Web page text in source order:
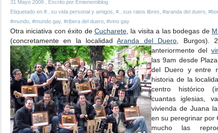
31 Mayo 2008 , Escrito por Emienemiblog
Etiquetado en #...su vida personal y amigos #...sus ratos libres #aranda del duero
#mundo #mundo gay, #ribera del duero #vino gay
Otra iniciativa con éxito deCucharete , la visita a las bodegas de
(concretamente en la localidadAranda del Duero , Burgos).
anteriormente del
las 9am desde
del Duero y entre
historia de la
centro histórico
cuantas iglesias,
vivienda de Juana
en su peregrinar por
mucho las